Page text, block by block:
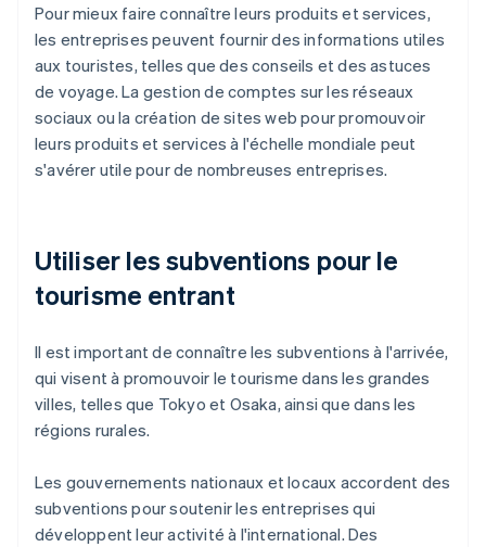
Pour mieux faire connaître leurs produits et services,
les entreprises peuvent fournir des informations utiles
aux touristes, telles que des conseils et des astuces
de voyage. La gestion de comptes sur les réseaux
sociaux ou la création de sites web pour promouvoir
leurs produits et services à l'échelle mondiale peut
s'avérer utile pour de nombreuses entreprises.
Utiliser les subventions pour le
tourisme entrant
Il est important de connaître les subventions à l'arrivée,
qui visent à promouvoir le tourisme dans les grandes
villes, telles que Tokyo et Osaka, ainsi que dans les
régions rurales.
Les gouvernements nationaux et locaux accordent des
subventions pour soutenir les entreprises qui
développent leur activité à l'international. Des